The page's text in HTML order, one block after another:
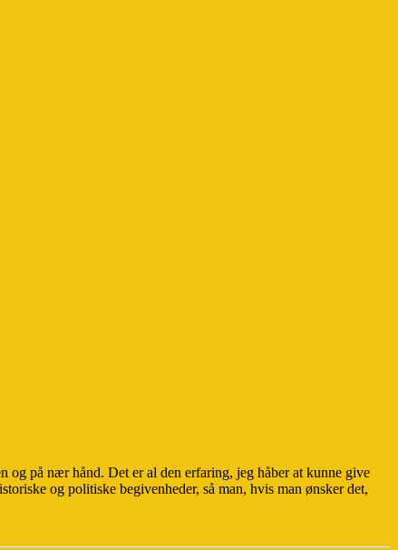
og på nær hånd. Det er al den erfaring, jeg håber at kunne give
og politiske begivenheder, så man, hvis man ønsker det,